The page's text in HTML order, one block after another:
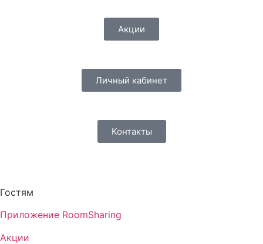
Акции
Личный кабинет
Контакты
Гостям
Приложение RoomSharing
Акции